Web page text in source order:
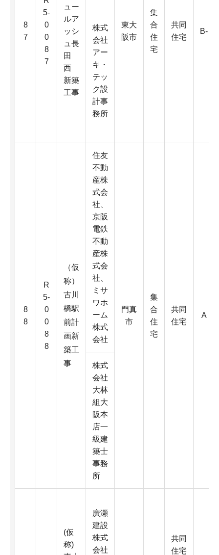
8
7
5-
0
0
8
7
ュー
ルア
ッシ
ュ長
田
西
新築
工事
東大
阪市
集
合
住
宅
共同
住宅
B-
株式
会社
アー
キ・
テッ
ク設
計事
務所
8
8
R
5-
0
0
8
8
（仮
称）
古川
橋駅
前計
画新
築工
事
住友
不動
産株
式会
社、
京阪
電鉄
不動
産株
式会
社、
ミサ
ワホ
ーム
株式
会社
門真
市
集
合
住
宅
共同
住宅
A
株式
会社
大林
組大
阪本
店一
級建
築士
事務
所
(仮
称)
廣瀬
建設
株式
会社
共同
住宅